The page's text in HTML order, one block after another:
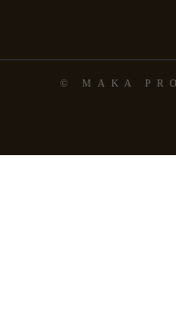
© MAKA